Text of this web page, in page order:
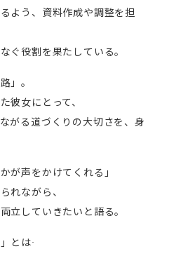
よう、資料作成や調整を担
ぐ役割を果たしている。
」。
彼女にとって、
がる道づくりの大切さを、身
が声をかけてくれる」
れながら、
立していきたいと語る。
は――